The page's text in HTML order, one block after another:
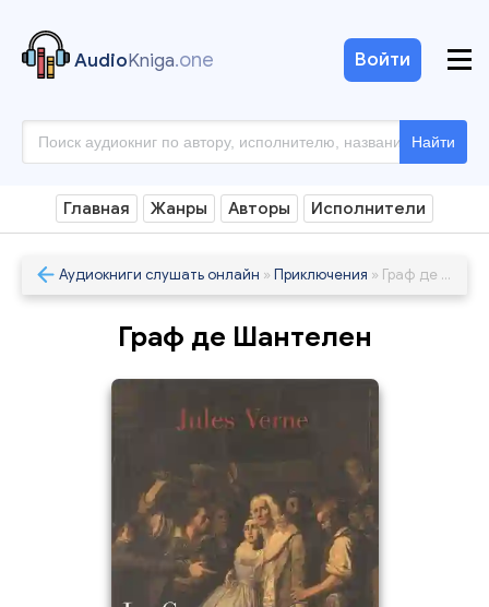
AudioKniga.one
Найти
Войти
Главная Жанры Авторы Исполнители
Аудиокниги слушать онлайн » Приключения » Граф де Шантелен
Граф де Шантелен